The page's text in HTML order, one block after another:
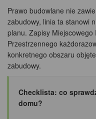
Prawo budowlane nie
zabudowy, linia ta stanowi
planu. Zapisy
Przestrzennego
konkretnego obszaru
zabudowy.
Checklista: co
domu?